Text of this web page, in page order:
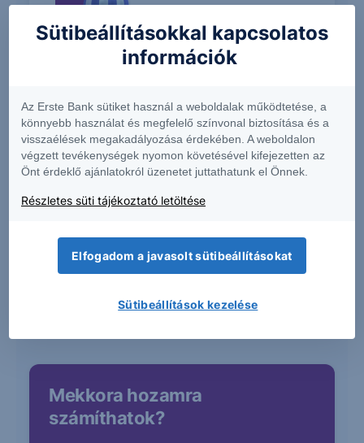
Gyermeked taníttatása vagy a nyugdíjad
Több marad nálad az állami
Mekkora hozamra
számíthatok?
Sütibeállításokkal kapcsolatos
információk
Az Erste Bank sütiket használ a weboldalak működtetése, a
könnyebb használat és megfelelő színvonal biztosítása és a
visszaélések megakadályozása érdekében. A weboldalon
végzett tevékenységek nyomon követésével kifejezetten az
Önt érdeklő ajánlatokról üzenetet juttathatunk el Önnek.
Részletes süti tájékoztató letöltése
Elfogadom a javasolt sütibeállításokat
Sütibeállítások kezelése